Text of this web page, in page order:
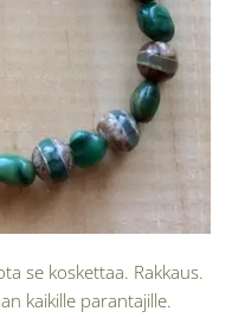
se koskettaa. Rakkaus.
kaikille parantajille.